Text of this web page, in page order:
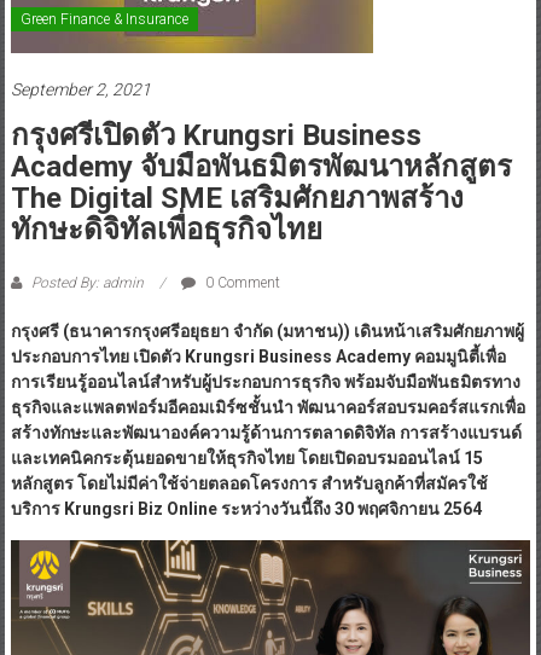
Green Finance & Insurance
September 2, 2021
กรุงศรีเปิดตัว Krungsri Business
Academy จับมือพันธมิตรพัฒนาหลักสูตร
The Digital SME เสริมศักยภาพสร้าง
ทักษะดิจิทัลเพื่อธุรกิจไทย
Posted By: admin 0 Comment
กรุงศรี (ธนาคารกรุงศรีอยุธยา จำกัด (มหาชน)) เดินหน้าเสริมศักยภาพผู้
ประกอบการไทย เปิดตัว Krungsri Business Academy คอมมูนิตี้เพื่อ
การเรียนรู้ออนไลน์สำหรับผู้ประกอบการธุรกิจ พร้อมจับมือพันธมิตรทาง
ธุรกิจและแพลตฟอร์มอีคอมเมิร์ซชั้นนำ พัฒนาคอร์สอบรมคอร์สแรกเพื่อ
สร้างทักษะและพัฒนาองค์ความรู้ด้านการตลาดดิจิทัล การสร้างแบรนด์
และเทคนิคกระตุ้นยอดขายให้ธุรกิจไทย โดยเปิดอบรมออนไลน์ 15
หลักสูตร โดยไม่มีค่าใช้จ่ายตลอดโครงการ สำหรับลูกค้าที่สมัครใช้
บริการ Krungsri Biz Online ระหว่างวันนี้ถึง 30 พฤศจิกายน 2564